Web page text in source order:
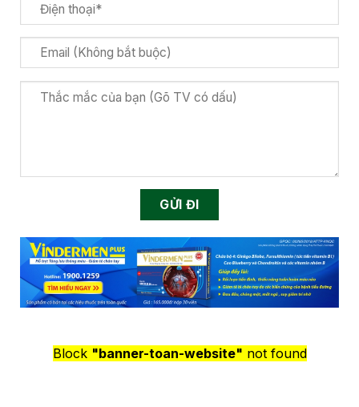
Block "banner-toan-website" not found